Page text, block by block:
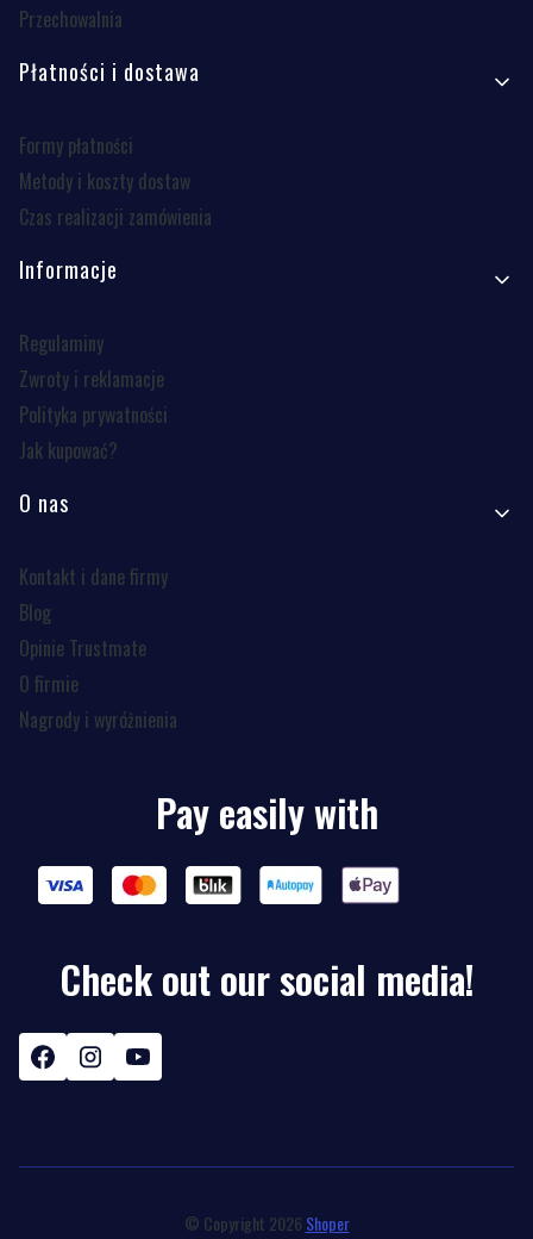
Przechowalnia
Płatności i dostawa
Formy płatności
Metody i koszty dostaw
Czas realizacji zamówienia
Informacje
Regulaminy
Zwroty i reklamacje
Polityka prywatności
Jak kupować?
O nas
Kontakt i dane firmy
Blog
Opinie Trustmate
O firmie
Nagrody i wyróżnienia
Pay easily with
Check out our social media!
© Copyright 2026 Shoper